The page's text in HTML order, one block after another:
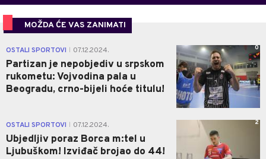
MOŽDA ĆE VAS ZANIMATI
OSTALI SPORTOVI 07.12.2024.
Partizan je nepobjediv u srpskom
rukometu: Vojvodina pala u
Beogradu, crno-bijeli hoće titulu!
0
OSTALI SPORTOVI 07.12.2024.
Ubjedljiv poraz Borca m:tel u
Ljubuškom! Izviđač brojao do 44!
2